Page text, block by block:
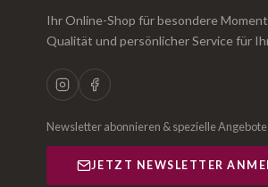
Ihr Online-Shop für besondere
Qualität und persönlicher Service für
Newsletter abonnieren & spezielle
JETZT NEWSLETTER